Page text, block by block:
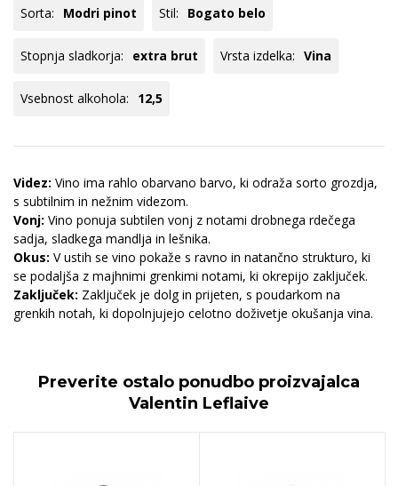
Sorta: Modri pinot Stil: Bogato belo
Stopnja sladkorja: extra brut Vrsta izdelka: Vina
Vsebnost alkohola: 12,5
Videz: Vino ima rahlo obarvano barvo, ki odraža sorto grozdja,
s subtilnim in nežnim videzom.
Vonj: Vino ponuja subtilen vonj z notami drobnega rdečega
sadja, sladkega mandlja in lešnika.
Okus: V ustih se vino pokaže s ravno in natančno strukturo, ki
se podaljša z majhnimi grenkimi notami, ki okrepijo zaključek.
Zaključek: Zaključek je dolg in prijeten, s poudarkom na
grenkih notah, ki dopolnjujejo celotno doživetje okušanja vina.
Preverite ostalo ponudbo proizvajalca
Valentin Leflaive